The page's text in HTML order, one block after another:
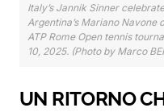
Italy’s Jannik Sinner
Argentina’s Mariano Navone
ATP Rome Open tennis
10, 2025. (Photo by Marco
UN RITORNO